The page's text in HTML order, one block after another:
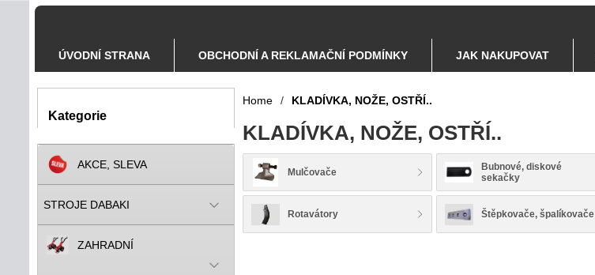
ÚVODNÍ STRANA OBCHODNÍ A REKLAMAČNÍ PODMÍNKY JAK NAKUPOVAT
Kategorie
AKCE, SLEVA
STROJE DABAKI
ZAHRADNÍ
Home / KLADÍVKA, NOŽE, OSTŘÍ..
KLADÍVKA, NOŽE, OSTŘÍ..
Mulčovače
Bubnové, diskové
sekačky
Rotavátory Štěpkovače, špalíkovače